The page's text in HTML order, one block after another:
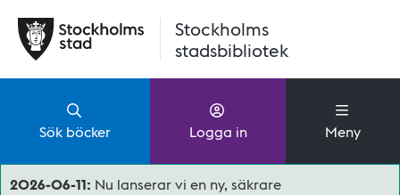
Stockholms
stadsbibliotek
Sök böcker Logga in Meny
2026-06-11: Nu lanserar vi en ny, säkrare